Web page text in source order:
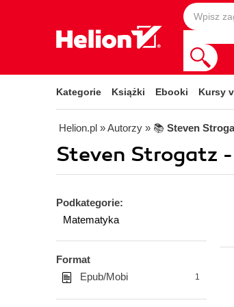
Kategorie Książki Ebooki Kursy
Helion.pl » Autorzy » 📚 Steven
Steven Strogatz
Podkategorie:
Matematyka
Format
Epub/Mobi
1